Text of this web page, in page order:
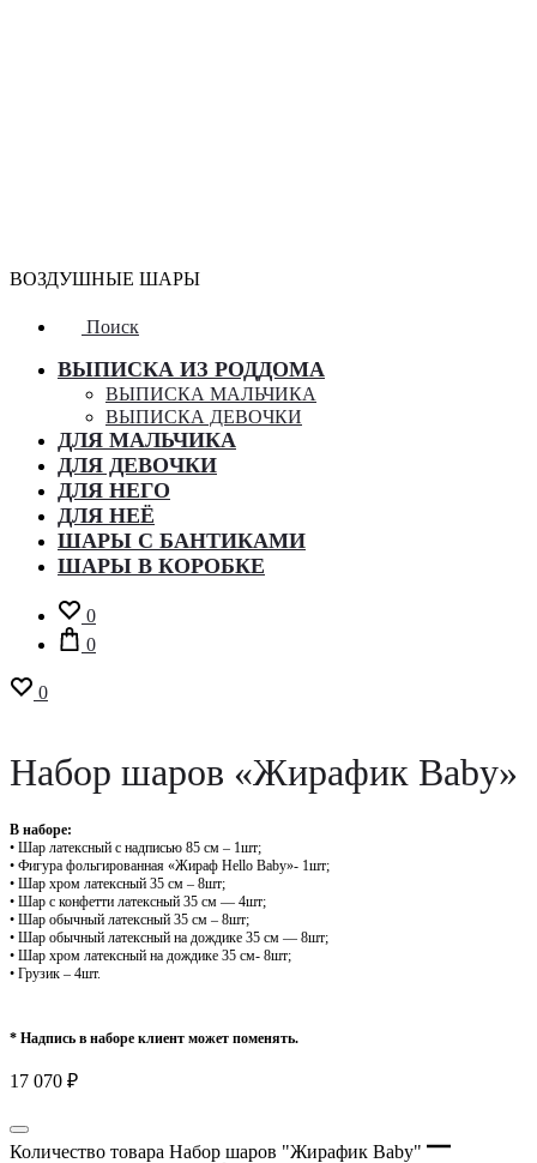
ВОЗДУШНЫЕ ШАРЫ
Поиск
ВЫПИСКА ИЗ РОДДОМА
ВЫПИСКА МАЛЬЧИКА
ВЫПИСКА ДЕВОЧКИ
ДЛЯ МАЛЬЧИКА
ДЛЯ ДЕВОЧКИ
ДЛЯ НЕГО
ДЛЯ НЕЁ
ШАРЫ С БАНТИКАМИ
ШАРЫ В КОРОБКЕ
0
0
0
Набор шаров «Жирафик Baby»
В наборе:
• Шар латексный с надписью 85 см – 1шт;
• Фигура фольгированная «Жираф Hello Baby»- 1шт;
• ⁠Шар хром латексный 35 см – 8шт;
• ⁠Шар с конфетти латексный 35 см — 4шт;
• ⁠Шар обычный латексный 35 см – 8шт;
• ⁠Шар обычный латексный на дождике 35 см — 8шт;
• ⁠Шар хром латексный на дождике 35 см- 8шт;
• Грузик – 4шт.
* Надпись в наборе клиент может поменять.
17 070 ₽
Количество товара Набор шаров "Жирафик Baby"